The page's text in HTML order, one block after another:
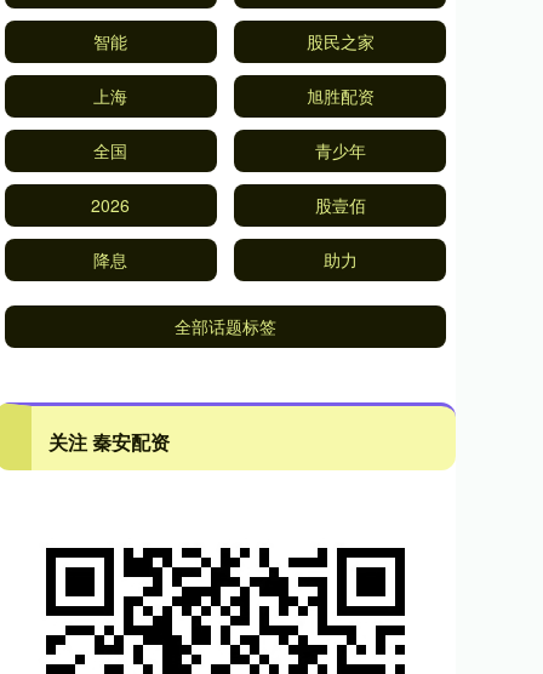
智能 股民之家
上海 旭胜配资
全国 青少年
2026 股壹佰
降息 助力
全部话题标签
关注 秦安配资